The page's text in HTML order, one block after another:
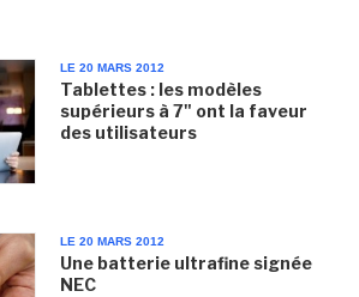
LE 20 MARS 2012
Tablettes : les modèles
supérieurs à 7" ont la faveur
des utilisateurs
LE 20 MARS 2012
Une batterie ultrafine signée
NEC